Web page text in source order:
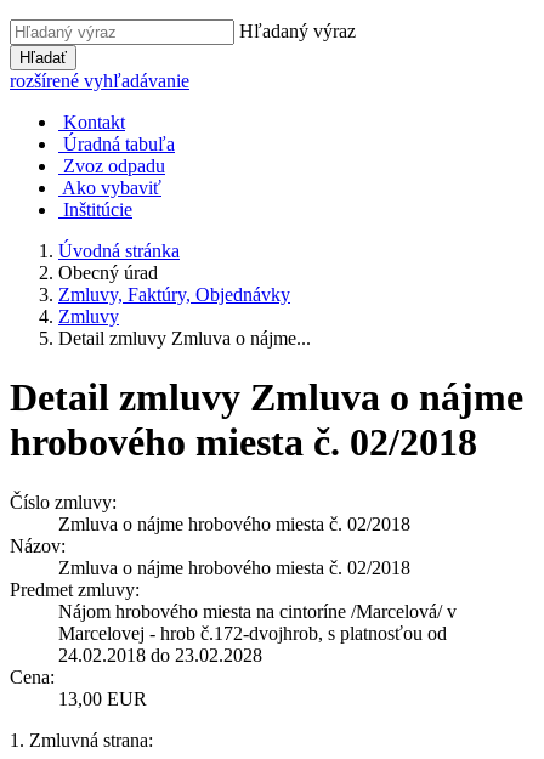
Hľadaný výraz
Hľadať
rozšírené vyhľadávanie
Kontakt
Úradná tabuľa
Zvoz odpadu
Ako vybaviť
Inštitúcie
Úvodná stránka
Obecný úrad
Zmluvy, Faktúry, Objednávky
Zmluvy
Detail zmluvy Zmluva o nájme...
Detail zmluvy Zmluva o nájme
hrobového miesta č. 02/2018
Číslo zmluvy:
Zmluva o nájme hrobového miesta č. 02/2018
Názov:
Zmluva o nájme hrobového miesta č. 02/2018
Predmet zmluvy:
Nájom hrobového miesta na cintoríne /Marcelová/ v
Marcelovej - hrob č.172-dvojhrob, s platnosťou od
24.02.2018 do 23.02.2028
Cena:
13,00 EUR
1. Zmluvná strana: